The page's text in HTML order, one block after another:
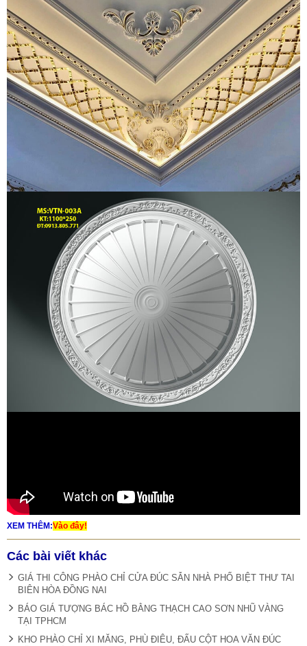
XEM THÊM:Vào đây!
Các bài viết khác
GIÁ THI CÔNG PHÀO CHỈ CỬA ĐÚC SẴN NHÀ PHỐ BIỆT THƯ TAI
BIÊN HÒA ĐỒNG NAI
BÁO GIÁ TƯỢNG BÁC HỒ BẰNG THẠCH CAO SƠN NHŨ VÀNG
TẠI TPHCM
KHO PHÀO CHỈ XI MĂNG, PHÙ ĐIÊU, ĐẤU CỘT HOA VĂN ĐÚC